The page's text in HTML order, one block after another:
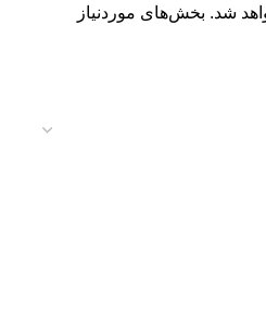
شد. بخش‌های موردنیاز